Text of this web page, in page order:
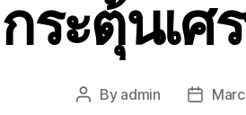
ระตุ้นเศ
By admin